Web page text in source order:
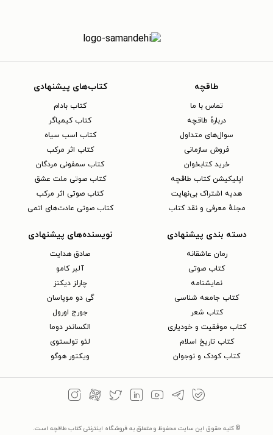
طاقچه
تماس با ما
دربارهٔ طاقچه
سوال‌های متداول
فروش سازمانی
خرید کتابخوان
اپلیکیشن کتاب طاقچه
هدیه اشتراک بی‌نهایت
مجلهٔ معرفی و نقد کتاب
کتاب‌های پیشنهادی
کتاب بادام
کتاب کیمیاگر
کتاب اسب سیاه
کتاب اثر مرکب
کتاب سمفونی مردگان
کتاب صوتی ملت عشق
کتاب صوتی اثر مرکب
کتاب صوتی عادت‌های اتمی
دسته بندی پیشنهادی
رمان عاشقانه
کتاب‌ صوتی
نمایشنامه
کتاب جامعه شناسی
کتاب شعر
کتاب موفقیت و خودیاری
کتاب تاریخ اسلام
کتاب کودک و نوجوان
نویسنده‌های پیشنهادی
صادق هدایت
آلبر کامو
چارلز دیکنز
گی دو موپاسان
جورج اورول
الکساندر دوما
لئو تولستوی
ویکتور هوگو
© کلیه حقوق این سایت محفوظ و متعلق به فروشگاه اینترنتی کتاب طاقچه است.